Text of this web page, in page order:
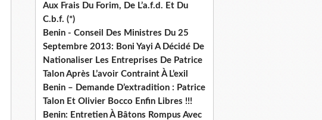
Aux Frais Du Forim, De L’a.f.d. Et Du
C.b.f. (*)
Benin - Conseil Des Ministres Du 25
Septembre 2013: Boni Yayi A Décidé De
Nationaliser Les Entreprises De Patrice
Talon Après L’avoir Contraint À L’exil
Benin – Demande D’extradition : Patrice
Talon Et Olivier Bocco Enfin Libres !!!
Benin: Entretien À Bâtons Rompus Avec